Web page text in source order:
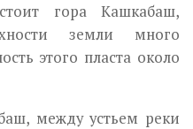
гора Кашкабаш,
земли много
этого пласта около
между устьем реки